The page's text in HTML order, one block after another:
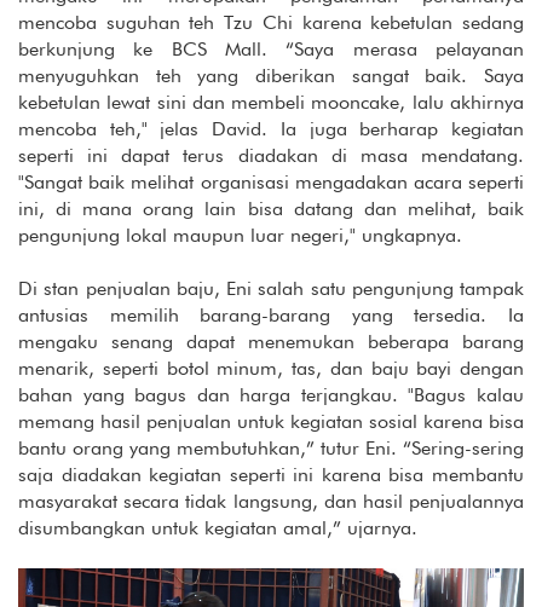
mencoba suguhan teh Tzu Chi karena kebetulan sedang
berkunjung ke BCS Mall. “Saya merasa pelayanan
menyuguhkan teh yang diberikan sangat baik. Saya
kebetulan lewat sini dan membeli mooncake, lalu akhirnya
mencoba teh," jelas David. Ia juga berharap kegiatan
seperti ini dapat terus diadakan di masa mendatang.
"Sangat baik melihat organisasi mengadakan acara seperti
ini, di mana orang lain bisa datang dan melihat, baik
pengunjung lokal maupun luar negeri," ungkapnya.
Di stan penjualan baju, Eni salah satu pengunjung tampak
antusias memilih barang-barang yang tersedia. Ia
mengaku senang dapat menemukan beberapa barang
menarik, seperti botol minum, tas, dan baju bayi dengan
bahan yang bagus dan harga terjangkau. "Bagus kalau
memang hasil penjualan untuk kegiatan sosial karena bisa
bantu orang yang membutuhkan,” tutur Eni. “Sering-sering
saja diadakan kegiatan seperti ini karena bisa membantu
masyarakat secara tidak langsung, dan hasil penjualannya
disumbangkan untuk kegiatan amal,” ujarnya.